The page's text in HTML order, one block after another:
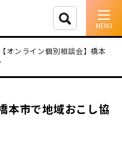
情報
【オンライン個別相談会】橋本
本市で地域おこし協